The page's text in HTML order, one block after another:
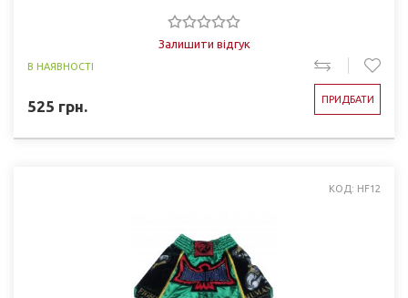
Залишити відгук
В НАЯВНОСТІ
525 грн. ПРИДБАТИ
КОД: HF12